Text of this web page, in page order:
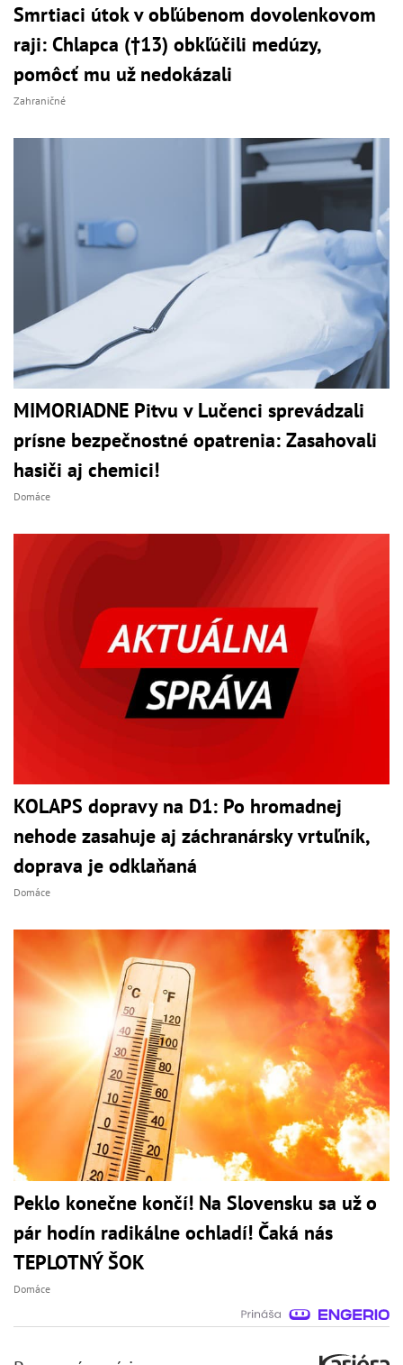
Smrtiaci útok v obľúbenom dovolenkovom
raji: Chlapca (†13) obkľúčili medúzy,
pomôcť mu už nedokázali
Zahraničné
MIMORIADNE Pitvu v Lučenci sprevádzali
prísne bezpečnostné opatrenia: Zasahovali
hasiči aj chemici!
Domáce
KOLAPS dopravy na D1: Po hromadnej
nehode zasahuje aj záchranársky vrtuľník,
doprava je odklaňaná
Domáce
Peklo konečne končí! Na Slovensku sa už o
pár hodín radikálne ochladí! Čaká nás
TEPLOTNÝ ŠOK
Domáce